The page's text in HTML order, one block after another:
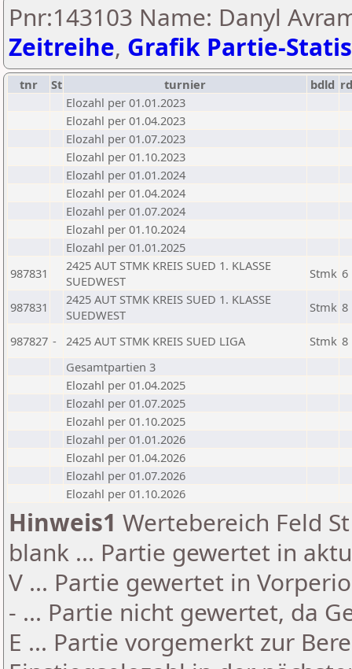
Pnr:143103 Name: Danyl
Zeitreihe, Grafik Partie-
tnr St turnier bdld rd
Elozahl per 01.01.2023
Elozahl per 01.04.2023
Elozahl per 01.07.2023
Elozahl per 01.10.2023
Elozahl per 01.01.2024
Elozahl per 01.04.2024
Elozahl per 01.07.2024
Elozahl per 01.10.2024
Elozahl per 01.01.2025
987831
2425 AUT STMK KREIS SUED 1. KLASSE
SUEDWEST
Stmk 6
987831
2425 AUT STMK KREIS SUED 1. KLASSE
SUEDWEST
Stmk 8
987827 - 2425 AUT STMK KREIS SUED LIGA Stmk 8
Gesamtpartien 3
Elozahl per 01.04.2025
Elozahl per 01.07.2025
Elozahl per 01.10.2025
Elozahl per 01.01.2026
Elozahl per 01.04.2026
Elozahl per 01.07.2026
Elozahl per 01.10.2026
Hinweis1 Wertebereich Feld
blank ... Partie gewertet in
V ... Partie gewertet in
- ... Partie nicht gewertet, da
E ... Partie vorgemerkt zur